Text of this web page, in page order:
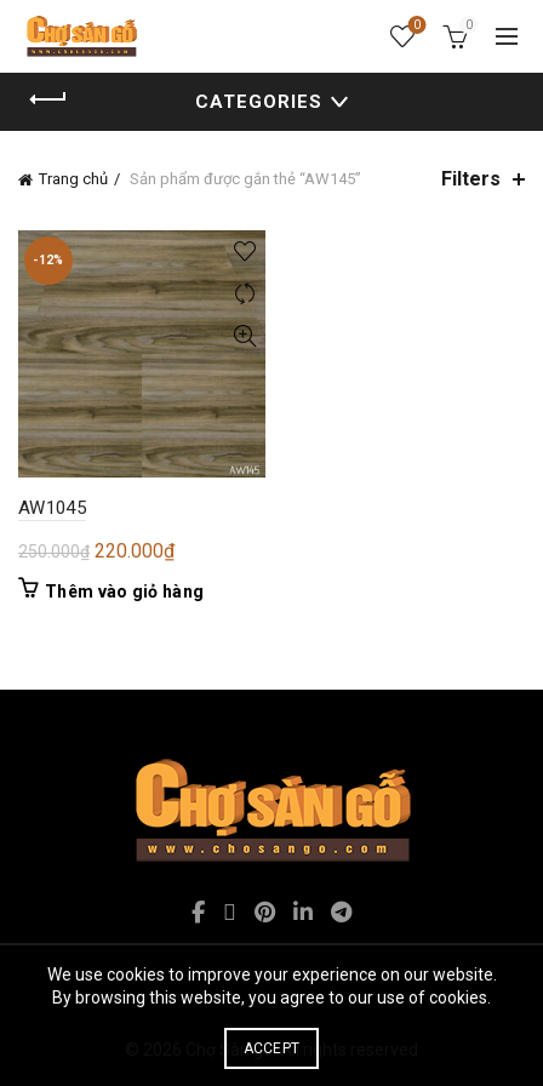
0 0
CATEGORIES
Trang chủ Sản phẩm được gắn thẻ “AW145” Filters
-12%
AW1045
250.000₫ Giá
gốc
220.000₫Giá
hiện
Thêm vào giỏ hàng
Chợ Sàn gỗ. All rights reserved
We use cookies to improve your experience on our website.
By browsing this website, you agree to our use of cookies.
ACCEPT